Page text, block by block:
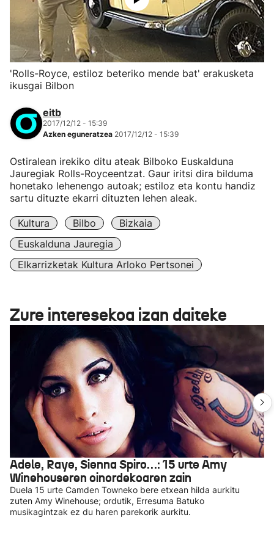
'Rolls-Royce, estiloz beteriko mende bat' erakusketa
ikusgai Bilbon
eitb
2017/12/12 - 15:39
Azken eguneratzea 2017/12/12 - 15:39
Ostiralean irekiko ditu ateak Bilboko Euskalduna
Jauregiak Rolls-Royceentzat. Gaur iritsi dira bilduma
honetako lehenengo autoak; estiloz eta kontu handiz
sartu dituzte ekarri dituzten lehen aleak.
Kultura Bilbo
Bizkaia
Euskalduna Jauregia
Elkarrizketak Kultura Arloko Pertsonei
Zure interesekoa izan daiteke
Adele, Raye, Sienna Spiro…: 15 urte Amy
Winehouseren oinordekoaren zain
Duela 15 urte Camden Towneko bere etxean hilda aurkitu
zuten Amy Winehouse; ordutik, Erresuma Batuko
musikagintzak ez du haren parekorik aurkitu.